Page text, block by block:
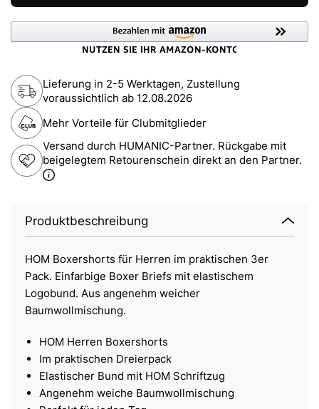
Lieferung in 2-5 Werktagen, Zustellung
voraussichtlich ab 12.08.2026
Mehr Vorteile für Clubmitglieder
Versand durch HUMANIC-Partner. Rückgabe mit
beigelegtem Retourenschein direkt an den Partner.
Produktbeschreibung
HOM Boxershorts für Herren im praktischen 3er
Pack. Einfarbige Boxer Briefs mit elastischem
Logobund. Aus angenehm weicher
Baumwollmischung.
HOM Herren Boxershorts
Im praktischen Dreierpack
Elastischer Bund mit HOM Schriftzug
Angenehm weiche Baumwollmischung